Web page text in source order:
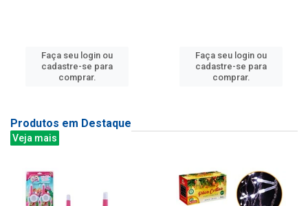
Faça seu login ou
cadastre-se para
comprar.
Faça seu login ou
cadastre-se para
comprar.
Produtos em Destaque
Veja mais